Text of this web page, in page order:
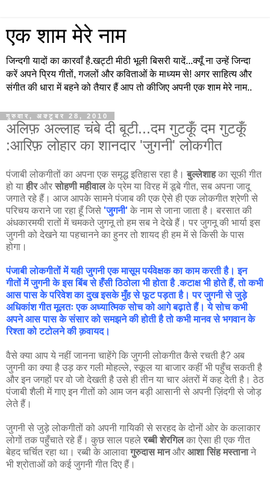
एक शाम मेरे नाम
जिन्दगी यादों का कारवाँ है.खट्टी मीठी भूली बिसरी यादें...क्यूँ ना उन्हें जिन्दा
करें अपने प्रिय गीतों, गजलों और कविताओं के माध्यम से! अगर साहित्य और
संगीत की धारा में बहने को तैयार हैं आप तो कीजिए अपनी एक शाम मेरे नाम..
गुरुवार, अक्टूबर 28, 2010
अलिफ़ अल्लाह चंबे दी बूटी...दम गुटकूँ दम गुटकूँ
:आरिफ़ लोहार का शानदार 'जुगनी' लोकगीत
पंजाबी लोकगीतों का अपना एक समृद्ध इतिहास रहा है।बुल्लेशाहका सूफी गीत
हो याहीरऔरसोहणी महीवालके प्रेम या विरह में डूबे गीत, सब अपना जादू
जगाते रहे हैं। आज आपके सामने पंजाब की एक ऐसे ही एक लोकगीत श्रेणी से
परिचय कराने जा रहा हूँ जिसे 'जुगनी' के नाम से जाना जाता है। बरसात की
अंधकारमयी रातों में चमकते जुगनू तो हम सब ने देखे हैं। पर जुगनू की भार्या इस
जुगनी को देखने या पहचानने का हुनर तो शायद ही हम में से किसी के पास
होगा।
पंजाबी लोकगीतों में यही जुगनी एक मासूम पर्यवेक्षक का काम करती है। इन
गीतों में जुगनी के इस बिंब से हँसी ठिठोला भी होता है .कटाक्ष भी होते हैं, तो कभी
आस पास के परिवेश का दुख इसके मुँह से फूट पड़ता है। पर जुगनी से जुड़े
अधिकांश गीत मूलतः एक अध्यात्मिक सोच को आगे बढ़ाते हैं। ये सोच कभी
अपने आस पास के संसार को समझने की होती है तो कभी मानव से भगवान के
रिश्ता को टटोलने की क़वायद।
वैसे क्या आप ये नहीं जानना चाहेंगे कि जुगनी लोकगीत कैसे रचती है? अब
जुगनी का क्या है उड़ कर गली मोहल्ले, स्कूल या बाजार कहीं भी पहुँच सकती है
और इन जगहों पर वो जो देखती है उसे ही तीन या चार अंतरों में कह देती है। ठेठ
पंजाबी शैली में गाए इन गीतों को आम जन बड़ी आसानी से अपनी ज़िंदगी से जोड़
लेते हैं।
जुगनी से जुड़े लोकगीतों को अपनी गायिकी से सरहद के दोनों ओर के कलाकार
लोगों तक पहुँचाते रहे हैं। कुछ साल पहलेरब्बी शेरगिलका ऐसा ही एक गीत
बेहद चर्चित रहा था। रब्बी के आलावागुरुदास मानऔर आशा सिंह मस्तानाने
भी श्रोताओं को कई जुगनी गीत दिए हैं।